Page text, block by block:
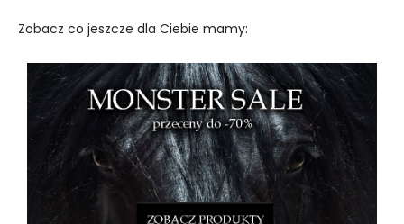
Zobacz co jeszcze dla Ciebie mamy: